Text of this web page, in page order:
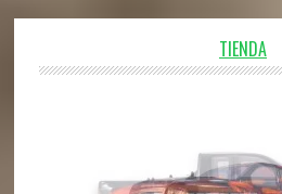
TIENDA